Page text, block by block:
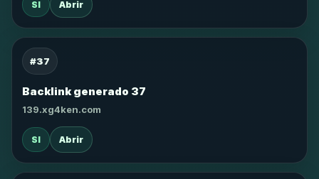
SI Abrir
#37
Backlink generado 37
139.xg4ken.com
SI Abrir